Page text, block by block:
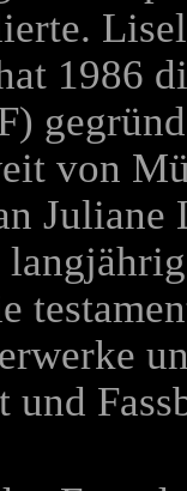
1986
von
Juliane
und